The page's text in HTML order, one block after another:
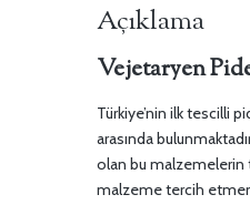
Açıklama
Vejetaryen
Türkiye’nin ilk tescilli
arasında
olan bu malzemelerin
malzeme tercih